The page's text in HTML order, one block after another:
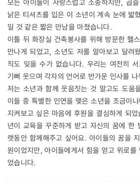
모든 아이들이 사랑스럽고 소중하지만, 곱
낡은 티셔츠를 입은 이 소년이 계속 눈에 밟
일 것 같은 짧은 만남을 마쳤습니다.
이틀 뒤 화장실 건축봉사를 위해 방문한 헬
만나게 되었고, 소년도 저를 알아보고 달려
직도 잊을 수가 없습니다. 우리는 여전히
기뻐 웃으며 각자의 언어로 반가운 인사를 나
저는 소년과 함께 웃음짓는 것 말고도 도움
이들 중 특별한 인연을 맺은 소년을 조금이
지켜보고 싶은 마음에 후원을 결심하게 되
년이 교육을 꾸준하게 받고 자신의 꿈에 한
랫동안 함께해주고 싶어요. 아이들의 꿈을
원이었지만, 아이들에게서 힘을 얻고 위로
었습니다.